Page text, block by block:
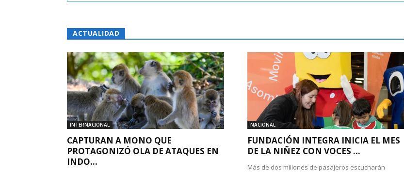
ACTUALIDAD
INTERNACIONAL
CAPTURAN A MONO QUE
PROTAGONIZÓ OLA DE ATAQUES EN
INDO...
NACIONAL
FUNDACIÓN INTEGRA INICIA EL MES
DE LA NIÑEZ CON VOCES ...
Más de dos millones de pasajeros escucharán